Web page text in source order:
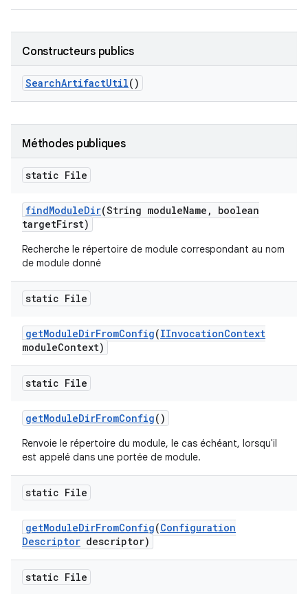
Constructeurs publics
SearchArtifactUtil()
Méthodes publiques
static File
findModuleDir(String moduleName ,
boolean
targetFirst)
Recherche le répertoire de module correspondant au nom
de module donné
static File
getModuleDirFromConfig(IInvocationContext
moduleContext)
static File
getModuleDirFromConfig()
Renvoie le répertoire du module, le cas échéant, lorsqu'il
est appelé dans une portée de module.
static File
getModuleDirFromConfig(Configuration
Descriptor descriptor)
static File